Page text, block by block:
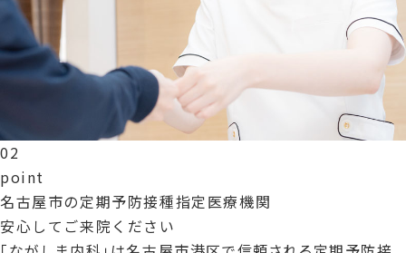
02
point
名古屋市の定期予防接種指定医療機関
安心してご来院ください